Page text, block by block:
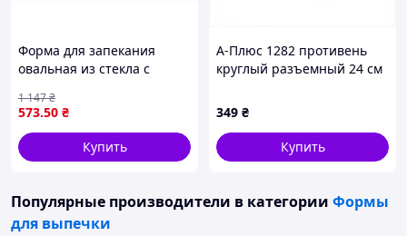
Форма для запекания
овальная из стекла с
литра от ТМ MARINEX
573.50 ₴
1 147₴
Купить
А-Плюс 1282 противень
круглый разъемный 24 см
349 ₴
Купить
Популярные производители в категории Формы
для выпечки